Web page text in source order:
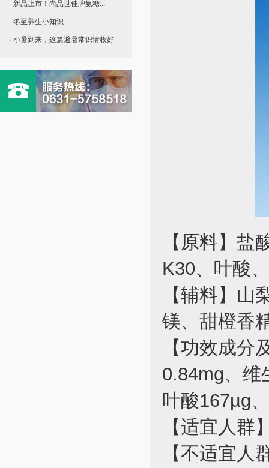
· 新品上市！尚品世佳牌氨糖...
· 冬至养生小知识
· 小暑到来，这篇避暑常识请收好
【原料】
K30、叶酸
【辅料】
镁、甜橙香
【功效成
0.84mg、维
叶酸167µg
【适宜人
【不适宜人